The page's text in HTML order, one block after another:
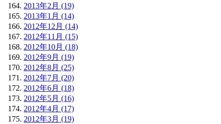
2013年2月 (19)
2013年1月 (14)
2012年12月 (14)
2012年11月 (15)
2012年10月 (18)
2012年9月 (19)
2012年8月 (25)
2012年7月 (20)
2012年6月 (18)
2012年5月 (16)
2012年4月 (17)
2012年3月 (19)